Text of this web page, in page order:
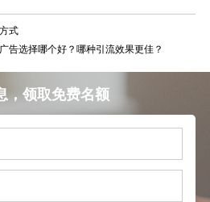
式
告选择哪个好？哪种引流效果更佳？
，领取免费名额